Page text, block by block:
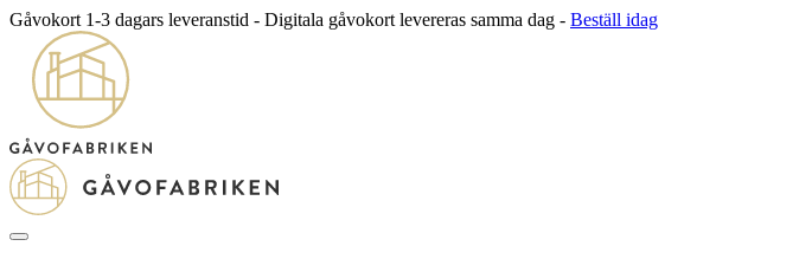
Gåvokort 1-3 dagars leveranstid - Digitala gåvokort levereras samma dag - Beställ idag